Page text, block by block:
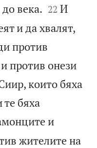
века. 

22 И
и да хвалят,
против
против онези
които бяха
бяха
и
жителите на